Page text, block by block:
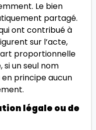
Le bien
partagé.
ont contribué à
sur l’acte,
proportionnelle
un seul nom
en principe aucun
légale ou de